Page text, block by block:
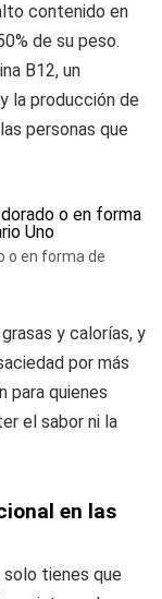
contenido en
de su peso.
B12, un
la producción de
personas que
o en forma de
y calorías, y
por más
para quienes
el sabor ni la
en las
tienes que